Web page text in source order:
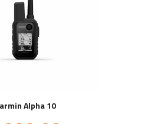
Alpha 10